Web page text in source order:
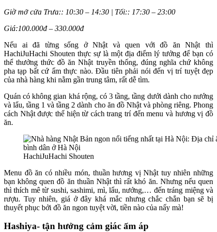
Giờ mở cửa Trưa:: 10:30 – 14:30 | Tối:: 17:30 – 23:00
Giá:100.000đ – 330.000đ
Nếu ai đã từng sống ở Nhật và quen với đồ ăn Nhật thì
HachiJuHachi Shouten thực sự là một địa điểm lý tưởng để bạn có
thể thưởng thức đồ ăn Nhật truyền thống, đúng nghĩa chứ không
pha tạp bất cứ ẩm thực nào. Đầu tiên phải nói đến vị trí tuyệt đẹp
của nhà hàng khi nằm gần trung tâm, rất dễ tìm.
Quán có không gian khá rộng, có 3 tầng, tầng dưới dành cho nướng
và lẩu, tầng 1 và tầng 2 dành cho ăn đồ Nhật và phòng riêng. Phong
cách Nhật được thể hiện từ cách trang trí đến menu và hương vị đồ
ăn.
HachiJuHachi Shouten
Menu đồ ăn có nhiều món, thuần hương vị Nhật tuy nhiên những
bạn không quen đồ ăn thuần Nhật thì rất khó ăn. Nhưng nếu quen
thì thích mê từ sushi, sashimi, mì, lẩu, nướng,… đến tráng miệng và
rượu. Tuy nhiên, giá ở đây khá mắc nhưng chắc chắn bạn sẽ bị
thuyết phục bởi đồ ăn ngon tuyệt vời, tiền nào của nấy mà!
Hashiya- tận hưởng cảm giác ấm áp